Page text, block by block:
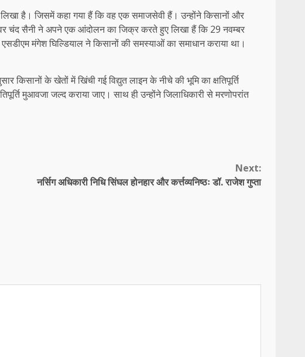
लिखा है। जिसमें कहा गया हैं कि वह एक समाजसेवी हैं। उन्होंने किसानों और
चंद सैनी ने अपने एक आंदोलन का जिक्र करते हुए लिखा हैं कि 29 नवम्बर
मंगेश घिल्डियाल ने किसानों की समस्याओं का समाधान कराया था।
के खेतों में खिंची गई विद्युत लाइन के नीचे की भूमि का क्षतिपूर्ति
मुआवजा जल्द कराया जाए। साथ ही उन्होंने जिलाधिकारी से मरणोपरांत
Next:
नर्सिग अधिकारी निधि सिंघल होनहार और कर्त्तव्यनिष्ठः डॉ. राजेश गुप्ता